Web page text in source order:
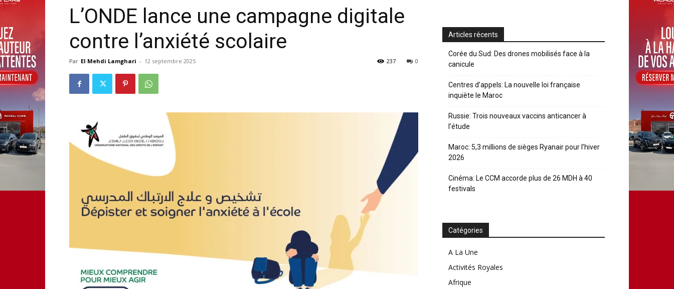
L’ONDE lance une campagne digitale
contre l’anxiété scolaire
Par El Mehdi Lamghari - 12 septembre 2025 0
237
Articles récents
Corée du Sud: Des drones mobilisés face à la
canicule
Centres d’appels: La nouvelle loi française
inquiète le Maroc
Russie: Trois nouveaux vaccins anticancer à
l’étude
Maroc: 5,3 millions de sièges Ryanair pour l’hiver
2026
Cinéma: Le CCM accorde plus de 26 MDH à 40
festivals
Catégories
A La Une
Activités Royales
Afrique